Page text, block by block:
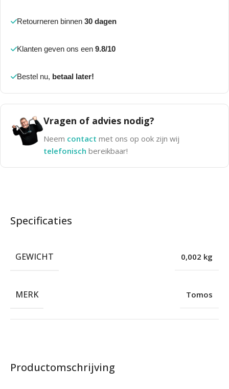
Retourneren binnen 30 dagen
Klanten geven ons een 9.8/10
Bestel nu, betaal later!
Vragen of advies nodig?
Neem contact met ons op ook zijn wij
telefonisch bereikbaar!
Productomschrijving
Specificaties
GEWICHT 0,002 kg
MERK Tomos